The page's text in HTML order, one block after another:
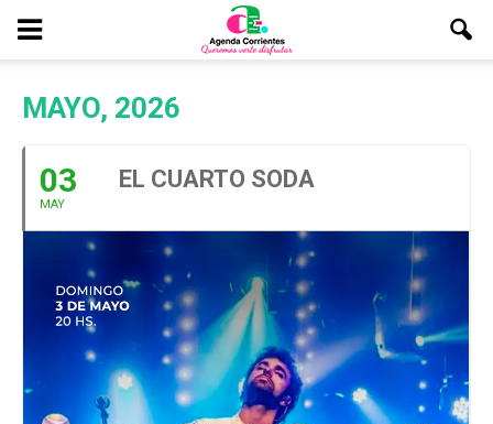
MAYO, 2026
03
MAY
EL CUARTO SODA